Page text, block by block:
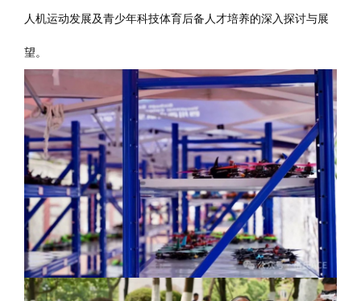
人机运动发展及青少年科技体育后备人才培养的深入探讨与展
望。